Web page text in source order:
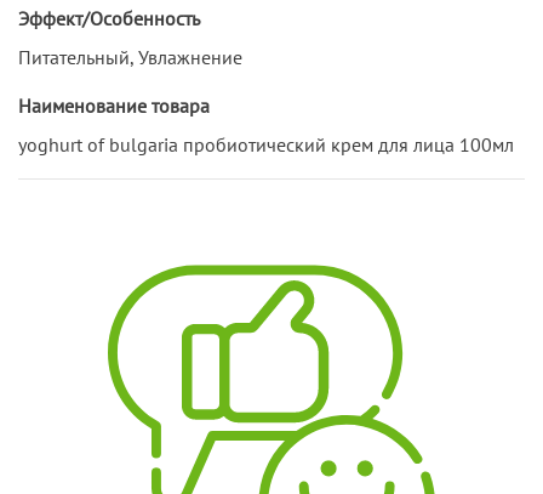
Эффект/Особенность
Питательный, Увлажнение
Наименование товара
yoghurt of bulgaria пробиотический крем для лица 100мл